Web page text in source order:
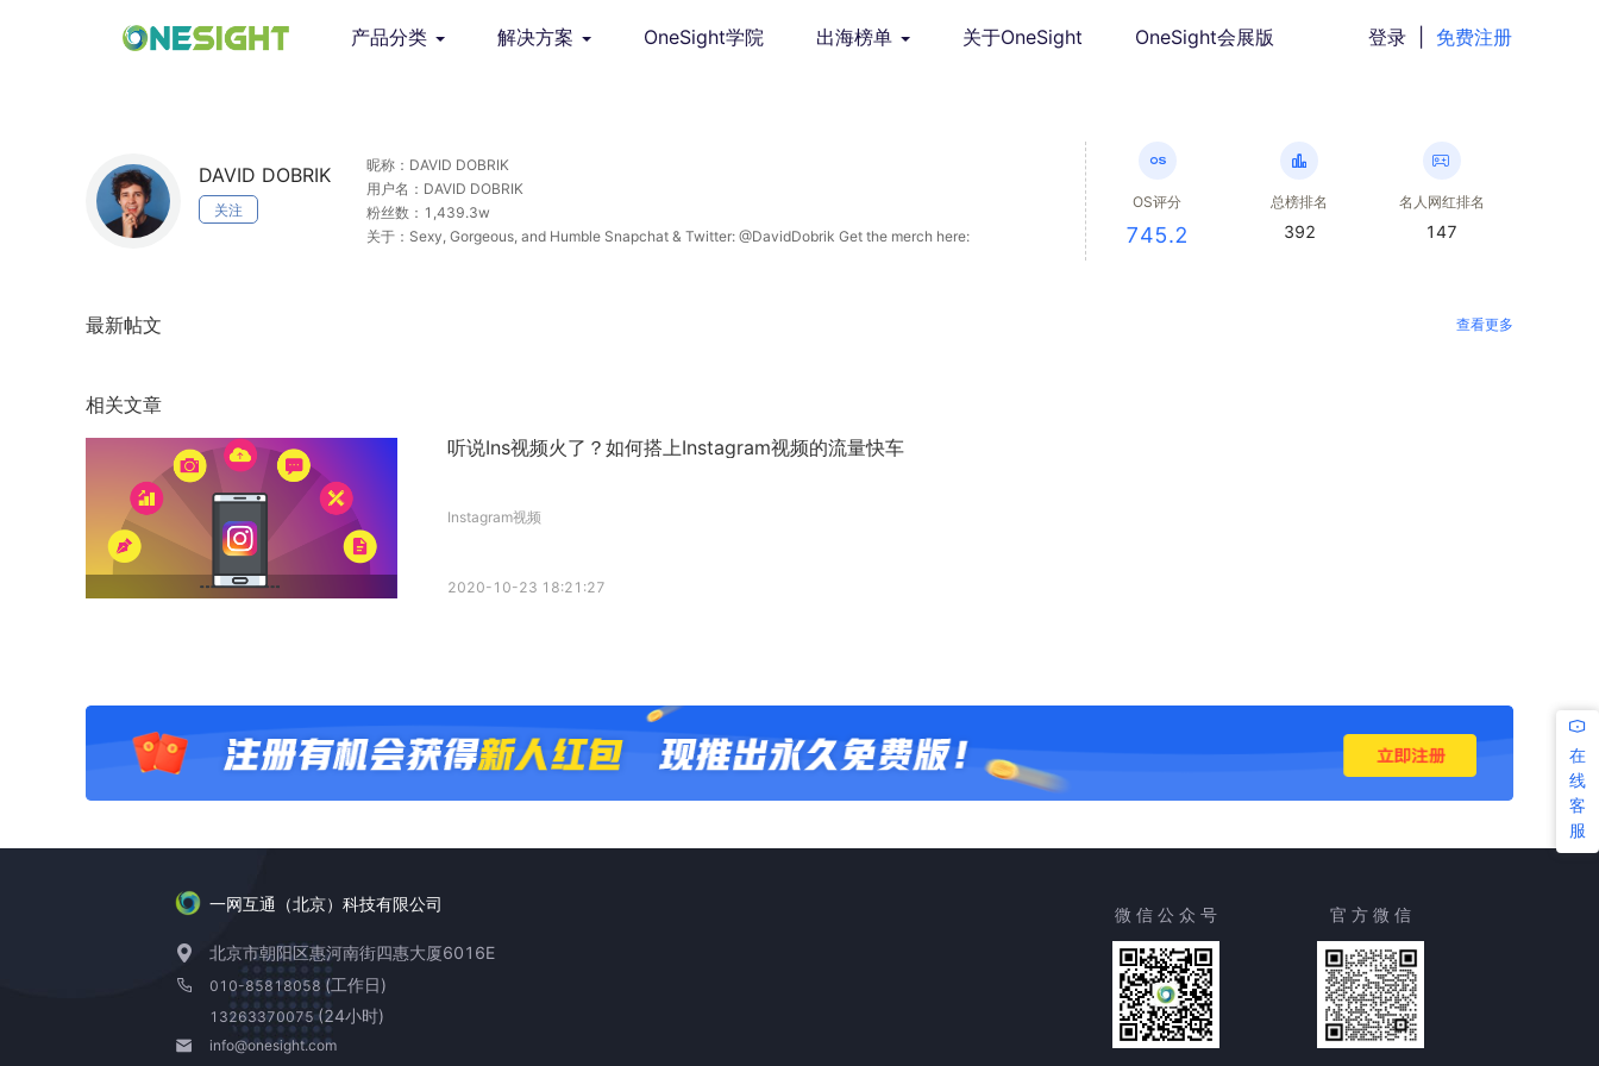
产品分类 解决方案 OneSight学院 出海榜单 关于OneSight OneSight会展版 登录 免费注册
DAVID DOBRIK
关注
昵称：DAVID DOBRIK
用户名：DAVID DOBRIK
粉丝数：1,439.3w
关于：Sexy, Gorgeous, and Humble Snapchat & Twitter: @DavidDobrik Get the merch here:
OS评分
745.2
总榜排名
392
名人网红排名
147
最新帖文 查看更多
相关文章
听说Ins视频火了？如何搭上Instagram视频的流量快车
Instagram视频
2020-10-23 18:21:27
在
线
客
服
一网互通（北京）科技有限公司
北京市朝阳区惠河南街四惠大厦6016E
010-85818058 (工作日)
13263370075(24小时)
info@onesight.com
微 信 公 众 号 官 方 微 信